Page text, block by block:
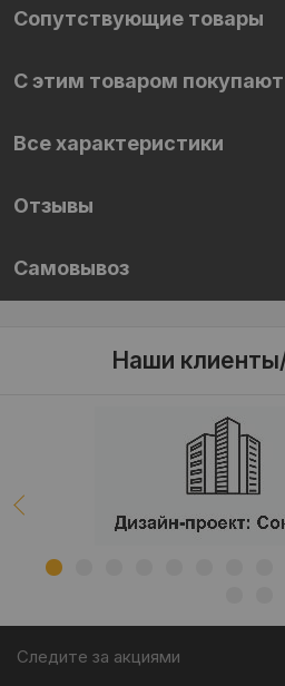
Сопутствующие товары
С этим товаром покупают
Все характеристики
Отзывы
Самовывоз
Наши
Следите за акциями